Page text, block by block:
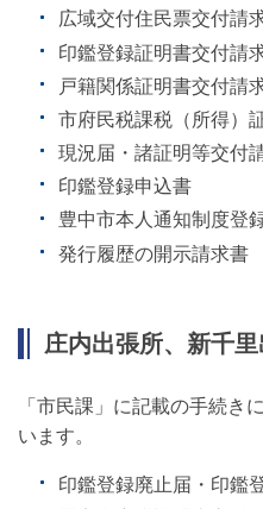
広域交付住民票交付請
印鑑登録証明書交付請
戸籍関係証明書交付請
市府民税課税（所得）
現況届・諸証明等交付
印鑑登録申込書
豊中市本人通知制度登
発行履歴の開示請求書
庄内出張所、新千
「市民課」に記載の手続き
います。
印鑑登録廃止届・印鑑